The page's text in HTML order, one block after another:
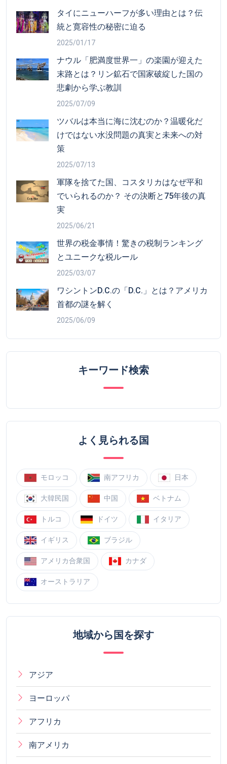
タイにニューハーフが多い理由とは？伝
統と寛容性の秘密に迫る
2025/01/17
ナウル「肥満度世界一」の楽園が迎えた
末路とは？リン鉱石で国家破綻した国の
悲劇から学ぶ教訓
2025/07/09
ツバルは本当に海に沈むのか？温暖化だ
けではない水没問題の真実と未来への対
策
2025/07/13
軍隊を捨てた国、コスタリカはなぜ平和
でいられるのか？ その決断と75年後の真
実
2025/06/21
世界の税金事情！驚きの税制ランキング
とユニークな税ルール
2025/03/07
ワシントンD.C.の「D.C.」とは？アメリカ
首都の謎を解く
2025/06/09
キーワード検索
よく見られる国
モロッコ 南アフリカ 日本
大韓民国 中国 ベトナム
トルコ ドイツ イタリア
イギリス ブラジル
アメリカ合衆国 カナダ
オーストラリア
地域から国を探す
アジア
ヨーロッパ
アフリカ
南アメリカ